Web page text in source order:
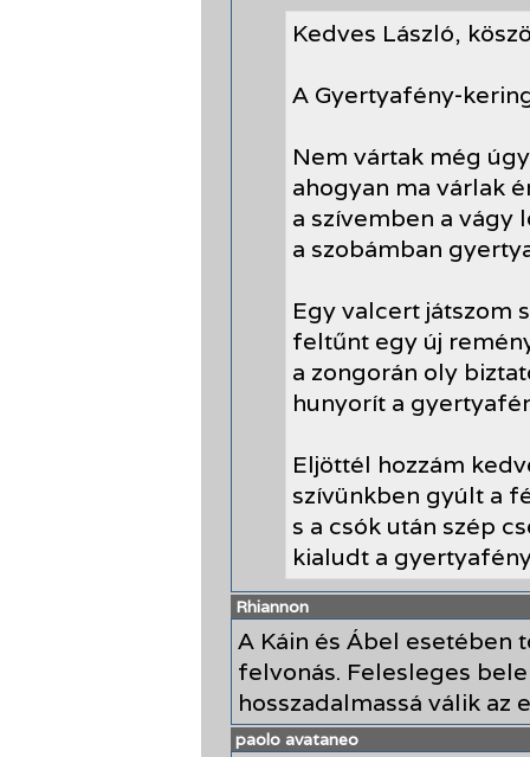
Kedves László,
A Gyertyafény-
Nem vártak még
ahogyan ma várlak
a szívemben a vágy
a szobámban
Egy valcert játszom
feltűnt egy új
a zongorán oly
hunyorít a
Eljöttél hozzám
szívünkben gyúlt a
s a csók után szép
kialudt a
Rhiannon
A Káin és Ábel esetében
felvonás. Felesleges
hosszadalmassá válik az
paolo avataneo